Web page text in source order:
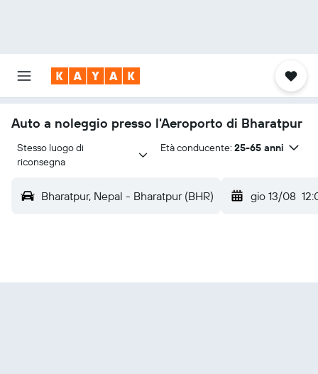
Auto a noleggio presso l'Aeroporto di Bharatpur
Stesso luogo di
riconsegna
Età conducente: 25-65 anni
Bharatpur, Nepal - Bharatpur (BHR) gio 13/08